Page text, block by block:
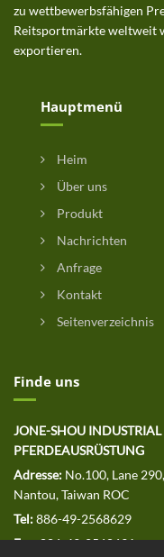
zu wettbewerbsfähigen
Reitsportmärkte weltweit
exportieren.
Hauptmenü
Heim
Über uns
Produkt
Nachrichten
Anfrage
Kontakt
Seitenverzeichnis
Finde uns
JONE-SHOU
PFERDEAUSRÜSTUNG
Adresse: No.100, Lane
Nantou, Taiwan ROC
Tel:886-49-2568629
Fax:886-49-2568691